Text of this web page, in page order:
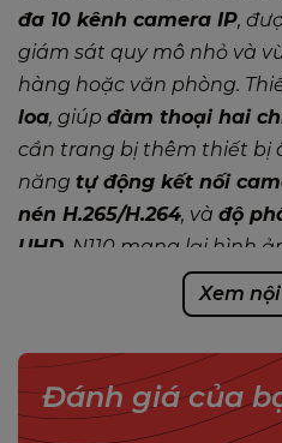
đa 10 kênh camera IP,
giám sát quy mô nhỏ và
hàng hoặc văn phòng.
loa, giúp đàm thoại hai
cần trang bị thêm thiết bị
năng tự động kết nối
nén H.265/H.264, và độ
UHD , N110 mang lại hình
băng thông và dung
TÍNH NĂNG NỔI BẬT
Hỗ trợ tối đa 10 kênh
cho hệ thống giám
phòng nhỏ.
Xem
Đánh giá của